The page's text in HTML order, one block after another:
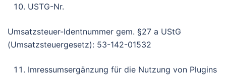
USTG-Nr.
Umsatzsteuer-Identnummer gem. §27 a UStG
(Umsatzsteuergesetz): 53-142-01532
Imressumsergänzung für die Nutzung von Plugins